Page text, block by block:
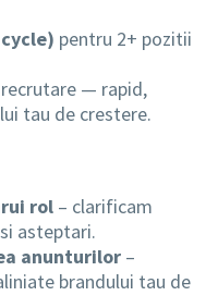
pentru 2+ pozitii
— rapid,
tau de crestere.
rol – clarificam
asteptari.
anunturilor –
brandului tau de